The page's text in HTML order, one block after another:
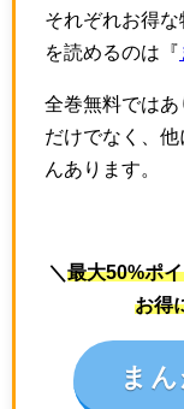
それぞれお得
を読めるのは『
全巻無料ではあ
だけでなく、
んあります。
＼ 最大50%ポ
お得
ま